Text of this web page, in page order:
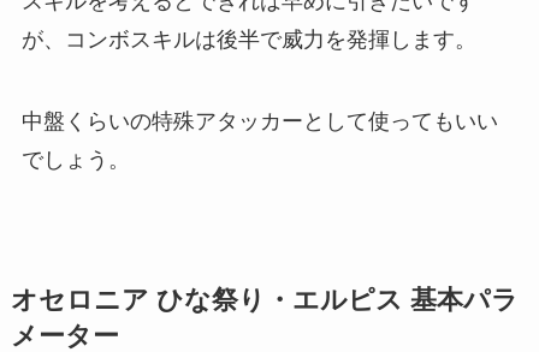
が、コンボスキルは後半で威力を発揮します。
中盤くらいの特殊アタッカーとして使ってもいい
でしょう。
オセロニア ひな祭り・エルピス 基本パラ
メーター